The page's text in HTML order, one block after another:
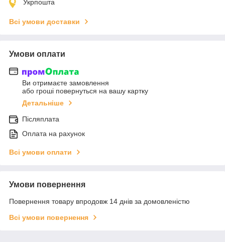
Укрпошта
Всі умови доставки
Умови оплати
Ви отримаєте замовлення
або гроші повернуться на вашу картку
Детальніше
Післяплата
Оплата на рахунок
Всі умови оплати
Умови повернення
Повернення товару впродовж 14 днів за домовленістю
Всі умови повернення